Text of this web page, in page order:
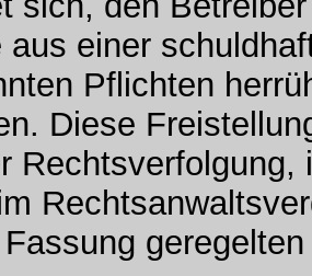
aus einer
Pflichten
Diese